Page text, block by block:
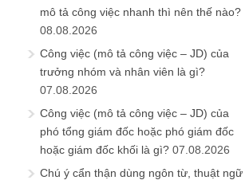
mô tả công việc nhanh thì nên thế nào?
08.08.2026
Công việc (mô tả công việc – JD) của
trưởng nhóm và nhân viên là gì?
07.08.2026
Công việc (mô tả công việc – JD) của
phó tổng giám đốc hoặc phó giám đốc
hoặc giám đốc khối là gì? 07.08.2026
Chú ý cẩn thận dùng ngôn từ, thuật ngữ